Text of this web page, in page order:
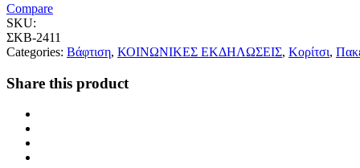
Compare
SKU:
ΣΚΒ-2411
Categories: Βάφτιση, ΚΟΙΝΩΝΙΚΕΣ ΕΚΔΗΛΩΣΕΙΣ, Κορίτσι,
Share this product